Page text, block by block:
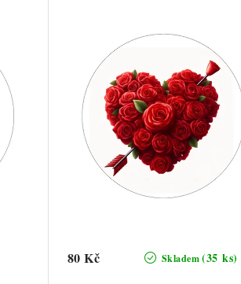
Skladem(35 ks)
80 Kč